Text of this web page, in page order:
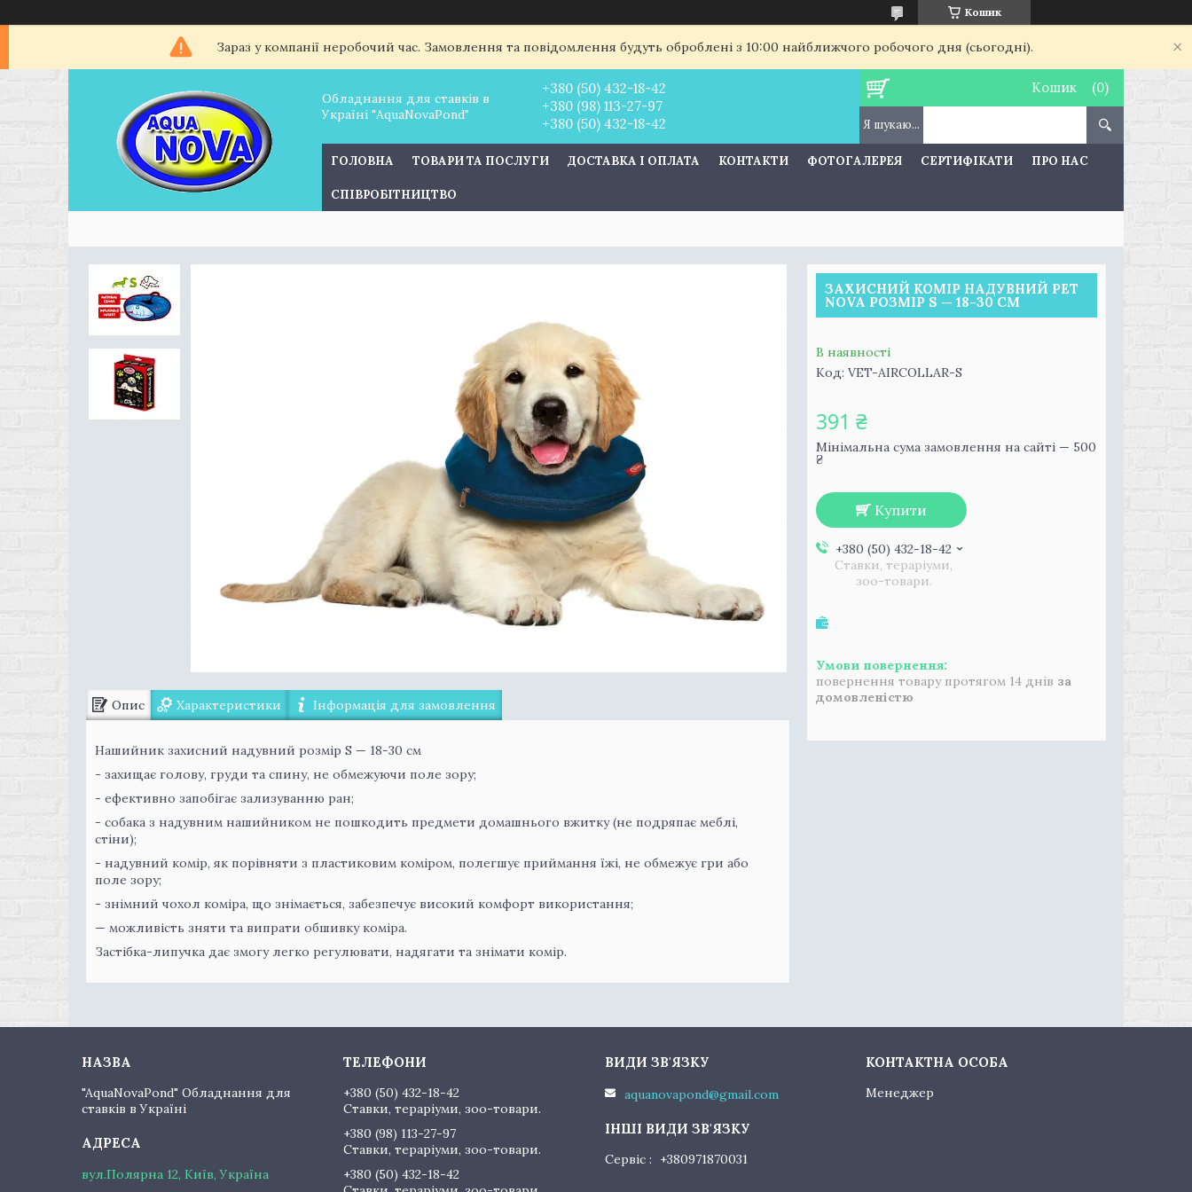
Кошик
Зараз у компанії неробочий час. Замовлення та повідомлення будуть оброблені з 10:00 найближчого робочого дня (сьогодні).
Обладнання для ставків в
Україні "AquaNovaPond"
+380 (50) 432-18-42
+380 (98) 113-27-97
+380 (50) 432-18-42
Кошик
ГОЛОВНА ТОВАРИ ТА ПОСЛУГИ ДОСТАВКА І ОПЛАТА КОНТАКТИ ФОТОГАЛЕРЕЯ СЕРТИФІКАТИ ПРО НАС
СПІВРОБІТНИЦТВО
Опис Характеристики Інформація для замовлення
Нашийник захисний надувний розмір S — 18-30 см
- захищає голову, груди та спину, не обмежуючи поле зору;
- ефективно запобігає зализуванню ран;
- собака з надувним нашийником не пошкодить предмети домашнього вжитку (не подряпає меблі,
стіни);
- надувний комір, як порівняти з пластиковим коміром, полегшує приймання їжі, не обмежує гри або
поле зору;
- знімний чохол коміра, що знімається, забезпечує високий комфорт використання;
— можливість зняти та випрати обшивку коміра.
Застібка-липучка дає змогу легко регулювати, надягати та знімати комір.
ЗАХИСНИЙ КОМІР НАДУВНИЙ PET
NOVA РОЗМІР S — 18-30 СМ
В наявності
Код: VET-AIRCOLLAR-S
391 ₴
Мінімальна сума замовлення на сайті — 500
₴
Купити
+380 (50) 432-18-42
Ставки, тераріуми,
зоо-товари.
повернення товару протягом 14 днів за
домовленістю
"AquaNovaPond" Обладнання для
ставків в Україні
вул.Полярна 12, Київ, Україна
+380 (50) 432-18-42
Ставки, тераріуми, зоо-товари.
+380 (98) 113-27-97
Ставки, тераріуми, зоо-товари.
+380 (50) 432-18-42
aquanovapond@gmail.com
Сервіс +380971870031
Менеджер